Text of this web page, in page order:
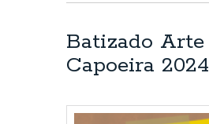
Batizado Arte
Capoeira 2024